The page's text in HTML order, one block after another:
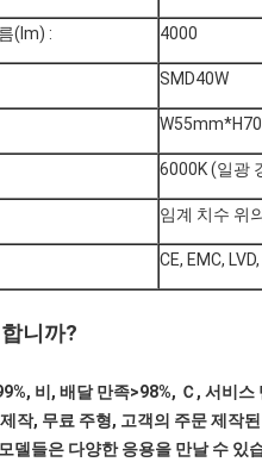
(lm) : 4000
SMD40W
6000K (일광
임계 치수 위
CE, EMC,
니까?
비, 배달 만족>98%, Ｃ, 서비스
작, 무료 주형, 고객의 주문 제작
들은 다양한 응용을 만날 수 있